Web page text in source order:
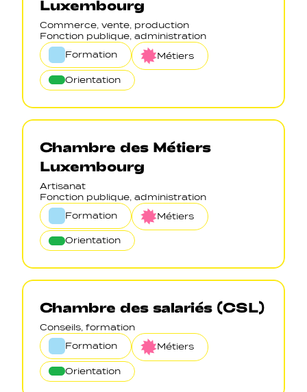
Luxembourg
Commerce, vente, production
Fonction publique, administration
Formation
Métiers
Orientation
Chambre des Métiers
Luxembourg
Artisanat
Fonction publique, administration
Formation
Métiers
Orientation
Chambre des salariés (CSL)
Conseils, formation
Formation
Métiers
Orientation